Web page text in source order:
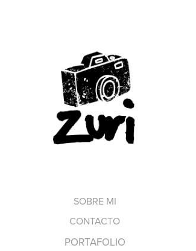
SOBRE MI
CONTACTO
PORTAFOLIO